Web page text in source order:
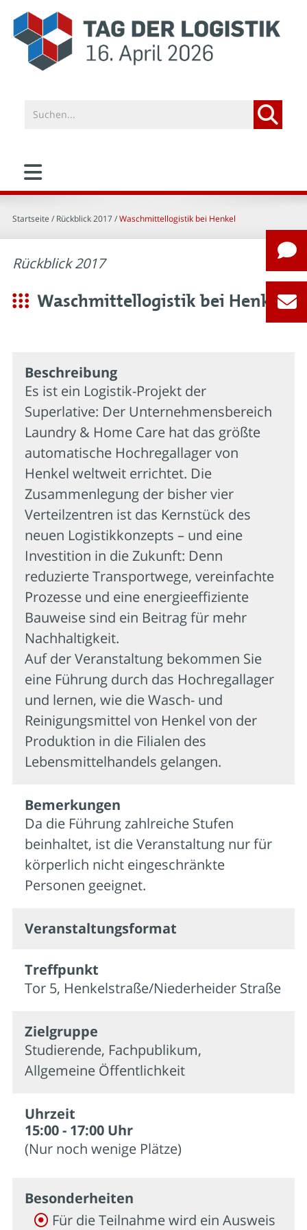
Startseite / Rückblick 2017 /Waschmittellogistik bei Henkel
Rückblick 2017
Waschmittellogistik bei Henkel
Beschrei­bung
Es ist ein Logistik-Projekt der
Superlative: Der Unternehmensbereich
Laundry & Home Care hat das größte
automatische Hochregallager von
Henkel weltweit errichtet. Die
Zusammenlegung der bisher vier
Verteilzentren ist das Kernstück des
neuen Logistikkonzepts – und eine
Investition in die Zukunft: Denn
reduzierte Transportwege, vereinfachte
Prozesse und eine energieeffiziente
Bauweise sind ein Beitrag für mehr
Nachhaltigkeit.
Auf der Veranstaltung bekommen Sie
eine Führung durch das Hochregallager
und lernen, wie die Wasch- und
Reinigungsmittel von Henkel von der
Produktion in die Filialen des
Lebensmittelhandels gelangen.
Bemer­kungen
Da die Führung zahlreiche Stufen
beinhaltet, ist die Veranstaltung nur für
körperlich nicht eingeschränkte
Personen geeignet.
Veran­staltungs­format
Treffpunkt
Tor 5, Henkelstraße/Niederheider Straße
Zielgruppe
Studierende, Fachpublikum,
Allgemeine Öffentlichkeit
Uhrzeit
15:00 - 17:00 Uhr
(Nur noch wenige Plätze)
Besonder­heiten
Für die Teilnahme wird ein Ausweis